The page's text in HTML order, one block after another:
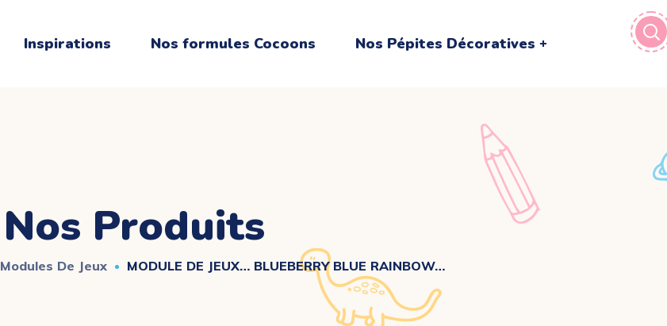
Inspirations Nos formules Cocoons Nos Pépites Décoratives
Nos Produits
Modules De Jeux MODULE DE JEUX… BLUEBERRY BLUE RAINBOW…